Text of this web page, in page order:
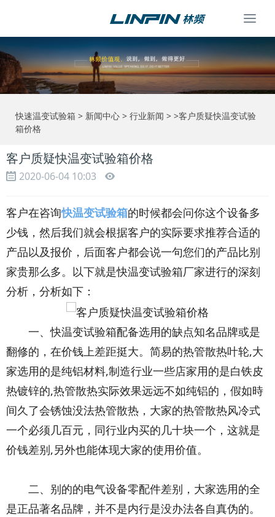
快速温变试验箱 > 新闻中心 > 行业新闻 > >客户质疑快温变试验
箱价格
客户质疑快温变试验箱价格
2020-06-04 10:03
客户在咨询快温变试验箱的时候都会问你这个设备多
少钱，然后我们就会根据客户的实际要求推荐合适的
产品以及报价，后面客户都会说一句您们的产品比别
家贵那么多。以下就是快温变试验箱厂家进行的深刻
分析，分析如下：
一、快温变试验箱配备选用的缺点知名品牌或是
翻修的，在价钱上差距挺大。简易的热管散热叶轮,大
家选用的是纯铝材料,制造行业一些店家用的是白铁皮
热镀锌的,热管散热实际效果远远不如纯铝的，假如時
间久了会锈蚀没法热管散热，大家的热管散热风冷式
一个必须几百元，同行业内买的几十块一个，这就是
价钱差别,另外也能体现大家的使用价值。
二、别的的电气设备零配件差别，大家选用的全
是正品著名品牌，并不是内行是没办法各自真伪的。